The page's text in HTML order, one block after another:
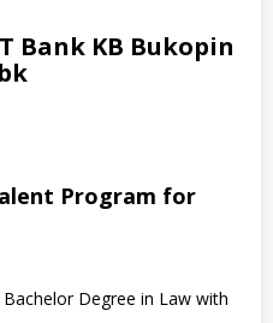
Bank KB Bukopin
Program for
Degree in Law with